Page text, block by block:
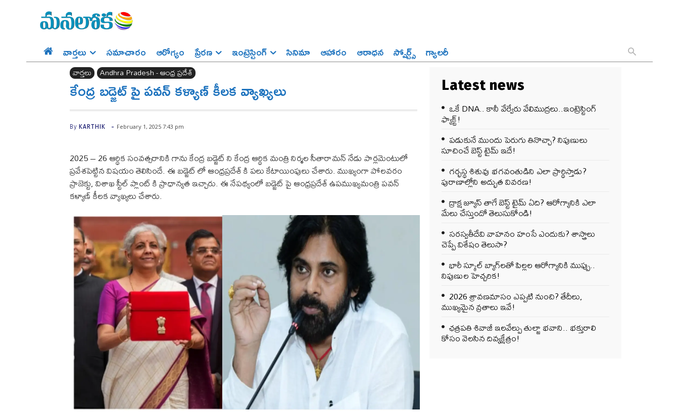
వార్తలు సమాచారం ఆరోగ్యం ప్రేర‌ణ‌ ఇంట్రెస్టింగ్‌ సినిమా ఆహారం ఆరాధన స్పోర్ట్స్‌ గ్యాలరీ
వార్తలు Andhra Pradesh - ఆంధ్ర ప్రదేశ్‌
కేంద్ర బడ్జెట్ పై పవన్ కళ్యాణ్ కీలక వ్యాఖ్యలు
By KARTHIK - February 1, 2025 7:43 pm
2025 – 26 ఆర్థిక సంవత్సరానికి గాను కేంద్ర బడ్జెట్ ని కేంద్ర ఆర్థిక మంత్రి నిర్మల సీతారామన్ నేడు పార్లమెంటులో
ప్రవేశపెట్టిన విషయం తెలిసిందే. ఈ బడ్జెట్ లో ఆంధ్రప్రదేశ్ కి పలు కేటాయింపులు చేశారు. ముఖ్యంగా పోలవరం
ప్రాజెక్టు, విశాఖ స్టీల్ ప్లాంట్ కి ప్రాధాన్యత ఇచ్చారు. ఈ నేపథ్యంలో బడ్జెట్ పై ఆంధ్రప్రదేశ్ ఉపముఖ్యమంత్రి పవన్
కళ్యాణ్ కీలక వ్యాఖ్యలు చేశారు.
Latest news
ఒకే DNA.. కానీ వేర్వేరు వేలిముద్రలు..ఇంట్రెస్టింగ్
ఫ్యాక్ట్!
పడుకునే ముందు పెరుగు తినొచ్చా? నిపుణులు
సూచించే బెస్ట్ టైమ్ ఇదే!
గర్భస్థ శిశువు భగవంతుడిని ఎలా ప్రార్థిస్తాడు?
పురాణాల్లోని అద్భుత వివరణ!
ద్రాక్ష జ్యూస్ తాగే బెస్ట్ టైమ్ ఏది? ఆరోగ్యానికి ఎలా
మేలు చేస్తుందో తెలుసుకోండి!
సరస్వతీదేవి వాహనం హంసే ఎందుకు? శాస్త్రాలు
చెప్పే విశేషం తెలుసా?
భారీ స్కూల్ బ్యాగ్‌లతో పిల్లల ఆరోగ్యానికి ముప్పు..
నిపుణుల హెచ్చరిక!
2026 శ్రావణమాసం ఎప్పటి నుంచి? తేదీలు,
ముఖ్యమైన వ్రతాలు ఇవే!
ఛత్రపతి శివాజీ ఇలవేల్పు తుల్జా భవాని.. భక్తురాలి
కోసం వెలసిన దివ్యక్షేత్రం!